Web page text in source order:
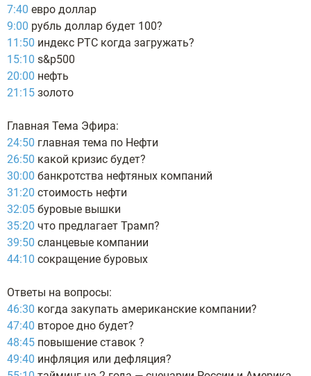
7:40 евро доллар
9:00 рубль доллар будет 100?
11:50 индекс РТС когда загружать?
15:10 s&p500
20:00 нефть
21:15 золото
Главная Тема Эфира:
24:50 главная тема по Нефти
26:50 какой кризис будет?
30:00 банкротства нефтяных компаний
31:20 стоимость нефти
32:05 буровые вышки
35:20 что предлагает Трамп?
39:50 сланцевые компании
44:10 сокращение буровых
Ответы на вопросы:
46:30 когда закупать американские компании?
47:40 второе дно будет?
48:45 повышение ставок ?
49:40 инфляция или дефляция?